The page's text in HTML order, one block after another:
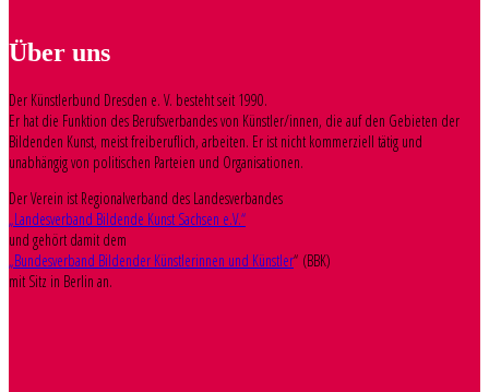
Über uns
Der Künstlerbund Dresden e. V. besteht seit 1990.
Er hat die Funktion des Berufsverbandes von Künstler/innen, die auf den Gebieten der
Bildenden Kunst, meist freiberuflich, arbeiten. Er ist nicht kommerziell tätig und
unabhängig von politischen Parteien und Organisationen.
Der Verein ist Regionalverband des Landesverbandes
„Landesverband Bildende Kunst Sachsen e.V.“
und gehört damit dem
„Bundesverband Bildender Künstlerinnen und Künstler“ (BBK)
mit Sitz in Berlin an.